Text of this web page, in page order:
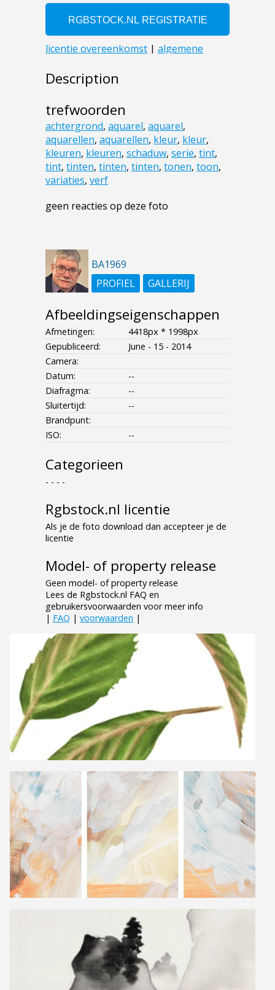
Description
trefwoorden
achtergrond, aquarel, aquarel,
aquarellen, aquarellen, kleur, kleur,
kleuren, kleuren, schaduw, serie, tint,
tint, tinten, tinten, tinten, tonen, toon,
variaties, verf
geen reacties op deze foto
BA1969
PROFIEL
GALLERIJ
Afbeeldingseigenschappen
Afmetingen:
4418px * 1998px
Gepubliceerd:
June - 15 - 2014
Camera:
Datum:
--
Diafragma:
--
Sluitertijd:
--
Brandpunt:
ISO:
--
Categorieen
- - - -
Rgbstock.nl licentie
Als je de foto download dan accepteer je de
licentie
Model- of property release
Geen model- of property release
Lees de Rgbstock.nl FAQ en
gebruikersvoorwaarden voor meer info
| FAQ | voorwaarden |